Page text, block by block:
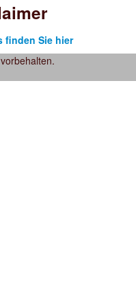
finden Sie hier